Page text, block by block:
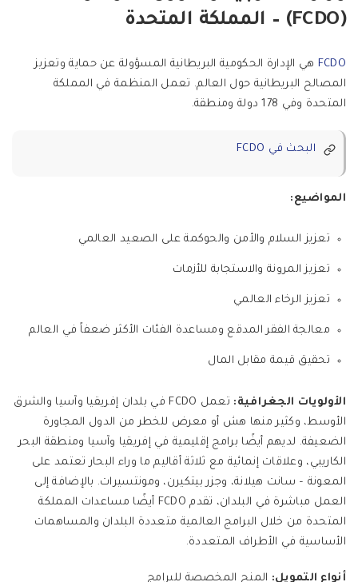
(FCDO) – المملكة المتحدة
FCDO هي الإدارة الحكومية البريطانية المسؤولة عن حماية وتعزيز
المصالح البريطانية حول العالم. تعمل المنظمة في المملكة
المتحدة وفي 178 دولة ومنطقة.
البحث في FCDO
المواضيع:
تعزيز السلام والأمن والحوكمة على الصعيد العالمي
تعزيز المرونة والاستجابة للأزمات
تعزيز الرخاء العالمي
معالجة الفقر المدقع ومساعدة الفئات الأكثر ضعفاً في العالم
تحقيق قيمة مقابل المال
الأولويات الجغرافية:
تعمل FCDO في بلدان إفريقيا وآسيا والشرق
الأوسط، وكثير منها هش أو معرض للخطر من الدول المجاورة
الضعيفة. لديهم أيضًا برامج إقليمية في إفريقيا وآسيا ومنطقة البحر
الكاريبي، وعلاقات إنمائية مع ثلاثة أقاليم ما وراء البحار تعتمد على
المعونة – سانت هيلانة، وجزر بيتكيرن، ومونتسيرات. بالإضافة إلى
العمل مباشرة في البلدان، تقدم FCDO أيضًا مساعدات المملكة
المتحدة من خلال البرامج العالمية متعددة البلدان والمساهمات
الأساسية في الأطراف المتعددة.
أنواع التمويل: المنح المخصصة للبرامج